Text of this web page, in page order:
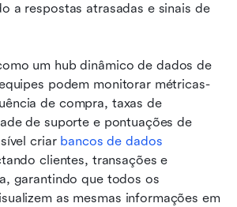
a respostas atrasadas e sinais de
um hub dinâmico de dados de
podem monitorar métricas-
de compra, taxas de
de suporte e pontuações de
criar bancos de dados
clientes, transações e
garantindo que todos os
as mesmas informações em